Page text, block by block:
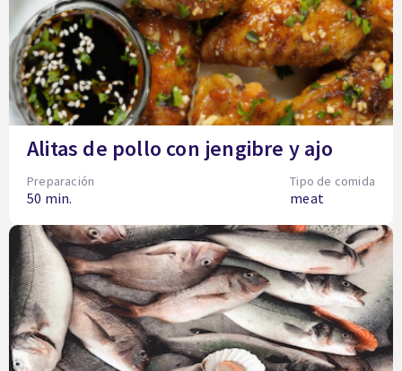
Alitas de pollo con jengibre y ajo
Preparación
50 min.
Tipo de comida
meat